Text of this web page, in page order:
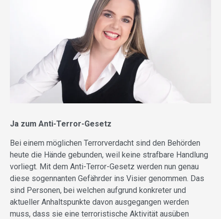
Ja zum Anti-Terror-Gesetz
Bei einem möglichen Terrorverdacht sind den Behörden
heute die Hände gebunden, weil keine strafbare Handlung
vorliegt. Mit dem Anti-Terror-Gesetz werden nun genau
diese sogennanten Gefährder ins Visier genommen. Das
sind Personen, bei welchen aufgrund konkreter und
aktueller Anhaltspunkte davon ausgegangen werden
muss, dass sie eine terroristische Aktivität ausüben